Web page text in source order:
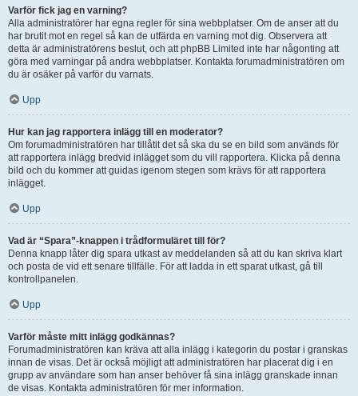
Varför fick jag en varning?
Alla administratörer har egna regler för sina webbplatser. Om de anser att du
har brutit mot en regel så kan de utfärda en varning mot dig. Observera att
detta är administratörens beslut, och att phpBB Limited inte har någonting att
göra med varningar på andra webbplatser. Kontakta forumadministratören om
du är osäker på varför du varnats.
Upp
Hur kan jag rapportera inlägg till en moderator?
Om forumadministratören har tillåtit det så ska du se en bild som används för
att rapportera inlägg bredvid inlägget som du vill rapportera. Klicka på denna
bild och du kommer att guidas igenom stegen som krävs för att rapportera
inlägget.
Upp
Vad är “Spara”-knappen i trådformuläret till för?
Denna knapp låter dig spara utkast av meddelanden så att du kan skriva klart
och posta de vid ett senare tillfälle. För att ladda in ett sparat utkast, gå till
kontrollpanelen.
Upp
Varför måste mitt inlägg godkännas?
Forumadministratören kan kräva att alla inlägg i kategorin du postar i granskas
innan de visas. Det är också möjligt att administratören har placerat dig i en
grupp av användare som han anser behöver få sina inlägg granskade innan
de visas. Kontakta administratören för mer information.